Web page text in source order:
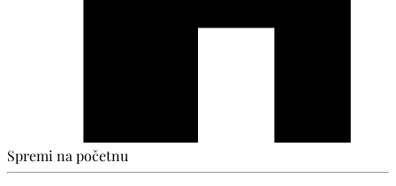
Spremi na početnu